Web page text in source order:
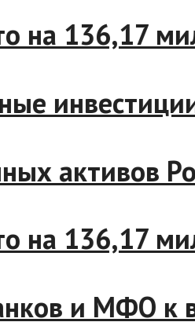
136,17
инвестиции
активов
136,17
и МФО к